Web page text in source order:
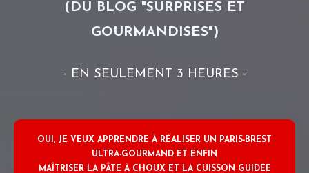
(DU BLOG "SURPRISES ET
GOURMANDISES")
- EN SEULEMENT 3 HEURES -
OUI, JE VEUX APPRENDRE À RÉALISER UN PARIS-BREST
ULTRA-GOURMAND ET ENFIN
MAÎTRISER LA PÂTE À CHOUX ET LA CUISSON GUIDÉE